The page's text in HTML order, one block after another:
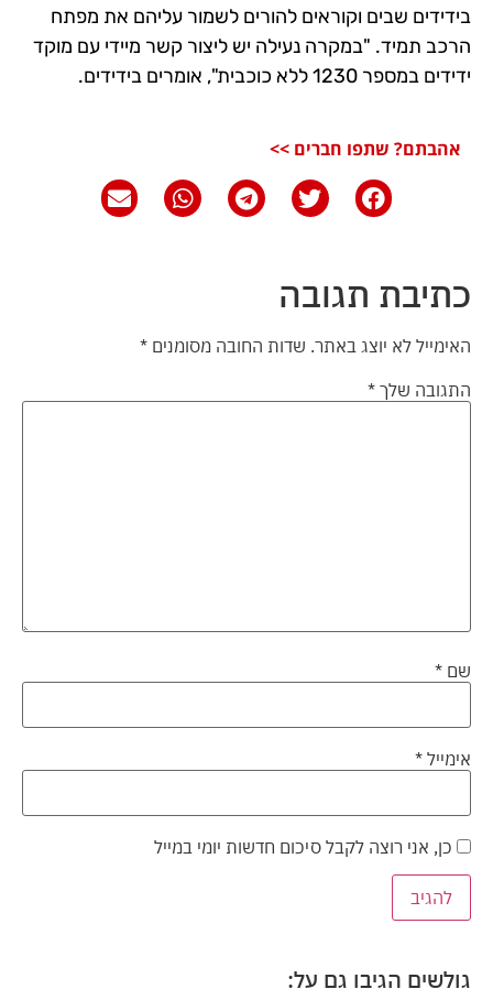
בידידים שבים וקוראים להורים לשמור עליהם את מפתח
הרכב תמיד. "במקרה נעילה יש ליצור קשר מיידי עם מוקד
ידידים במספר 1230 ללא כוכבית", אומרים בידידים.
אהבתם? שתפו חברים >>
כתיבת תגובה
האימייל לא יוצג באתר. שדות החובה מסומנים *
התגובה שלך *
שם *
אימייל *
כן, אני רוצה לקבל סיכום חדשות יומי במייל
גולשים הגיבו גם על: